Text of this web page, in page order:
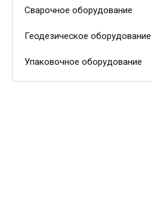
Сварочное оборудование
Геодезическое оборудование
Упаковочное оборудование